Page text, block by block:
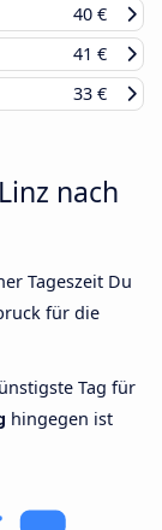
40 €
41 €
33 €
nach
Tageszeit Du
für die
Tag für
hingegen ist